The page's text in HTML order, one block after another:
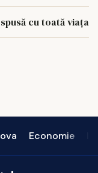
cu toată viața
Economie